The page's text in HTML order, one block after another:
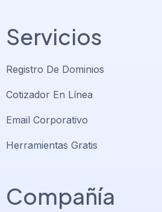
Servicios
Registro De Dominios
Cotizador En Línea
Email Corporativo
Herramientas Gratis
Compañía